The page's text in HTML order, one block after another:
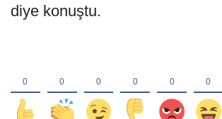
diye konuştu.